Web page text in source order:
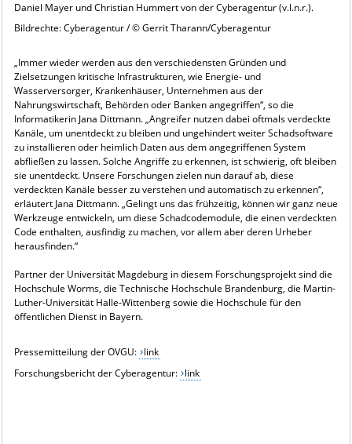
Daniel Mayer und Christian Hummert von der Cyberagentur (v.l.n.r.).
Bildrechte: Cyberagentur / © Gerrit Tharann/Cyberagentur
„Immer wieder werden aus den verschiedensten Gründen und
Zielsetzungen kritische Infrastrukturen, wie Energie- und
Wasserversorger, Krankenhäuser, Unternehmen aus der
Nahrungswirtschaft, Behörden oder Banken angegriffen“, so die
Informatikerin Jana Dittmann. „Angreifer nutzen dabei oftmals verdeckte
Kanäle, um unentdeckt zu bleiben und ungehindert weiter Schadsoftware
zu installieren oder heimlich Daten aus dem angegriffenen System
abfließen zu lassen. Solche Angriffe zu erkennen, ist schwierig, oft bleiben
sie unentdeckt. Unsere Forschungen zielen nun darauf ab, diese
verdeckten Kanäle besser zu verstehen und automatisch zu erkennen“,
erläutert Jana Dittmann. „Gelingt uns das frühzeitig, können wir ganz neue
Werkzeuge entwickeln, um diese Schadcodemodule, die einen verdeckten
Code enthalten, ausfindig zu machen, vor allem aber deren Urheber
herausfinden.“
Partner der Universität Magdeburg in diesem Forschungsprojekt sind die
Hochschule Worms, die Technische Hochschule Brandenburg, die Martin-
Luther-Universität Halle-Wittenberg sowie die Hochschule für den
öffentlichen Dienst in Bayern.
Pressemitteilung der OVGU: link
Forschungsbericht der Cyberagentur: link